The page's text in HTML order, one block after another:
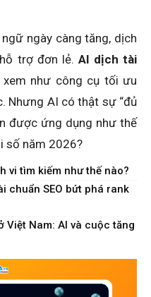
ngày càng tăng, dịch
trợ đơn lẻ. AI dịch tài
như công cụ tối ưu
Nhưng AI có thật sự “đủ
được ứng dụng như thế
số năm 2026?
vi tìm kiếm như thế nào?
chuẩn SEO bứt phá rank
Việt Nam: AI và cuộc tăng